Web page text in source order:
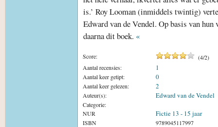
is.’ Roy Looman (inmiddels twintig)
Edward van de Vendel. Op basis van hun
daarna dit boek. «
Score: (4/2)
Aantal recensies:
1
Aantal keer getipt: 0
Aantal keer gelezen: 2
Auteur(s): Edward van de Vendel
Categorie:
NUR
Fictie 13 - 15 jaar
ISBN 9789045117997